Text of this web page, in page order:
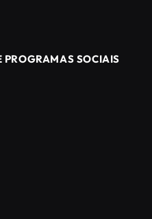
SOCIAIS